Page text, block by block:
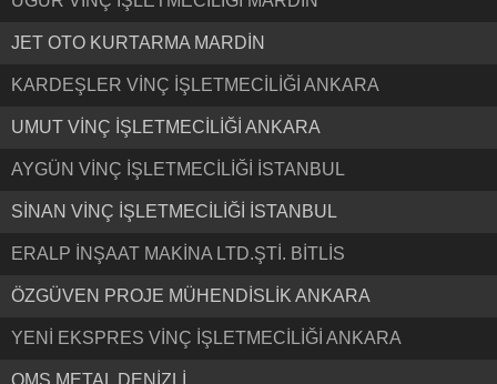
JET OTO KURTARMA MARDİN
KARDEŞLER VİNÇ İŞLETMECİLİĞİ ANKARA
UMUT VİNÇ İŞLETMECİLİĞİ ANKARA
AYGÜN VİNÇ İŞLETMECİLİĞİ İSTANBUL
SİNAN VİNÇ İŞLETMECİLİĞİ İSTANBUL
ERALP İNŞAAT MAKİNA LTD.ŞTİ. BİTLİS
ÖZGÜVEN PROJE MÜHENDİSLİK ANKARA
YENİ EKSPRES VİNÇ İŞLETMECİLİĞİ ANKARA
OMS METAL DENİZLİ